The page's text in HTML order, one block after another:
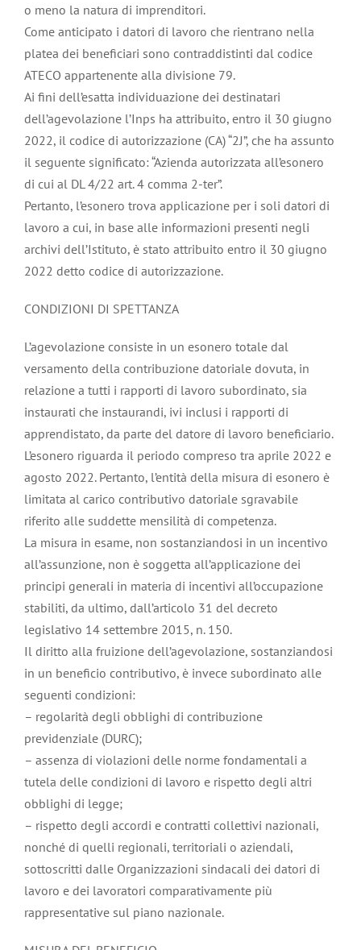
o meno la natura di imprenditori.
Come anticipato i datori di lavoro che rientrano nella
platea dei beneficiari sono contraddistinti dal codice
ATECO appartenente alla divisione 79.
Ai fini dell’esatta individuazione dei destinatari
dell’agevolazione l’Inps ha attribuito, entro il 30 giugno
2022, il codice di autorizzazione (CA) “2J”, che ha assunto
il seguente significato: “Azienda autorizzata all’esonero
di cui al DL 4/22 art. 4 comma 2-ter”.
Pertanto, l’esonero trova applicazione per i soli datori di
lavoro a cui, in base alle informazioni presenti negli
archivi dell’Istituto, è stato attribuito entro il 30 giugno
2022 detto codice di autorizzazione.
CONDIZIONI DI SPETTANZA
L’agevolazione consiste in un esonero totale dal
versamento della contribuzione datoriale dovuta, in
relazione a tutti i rapporti di lavoro subordinato, sia
instaurati che instaurandi, ivi inclusi i rapporti di
apprendistato, da parte del datore di lavoro beneficiario.
L’esonero riguarda il periodo compreso tra aprile 2022 e
agosto 2022. Pertanto, l’entità della misura di esonero è
limitata al carico contributivo datoriale sgravabile
riferito alle suddette mensilità di competenza.
La misura in esame, non sostanziandosi in un incentivo
all’assunzione, non è soggetta all’applicazione dei
principi generali in materia di incentivi all’occupazione
stabiliti, da ultimo, dall’articolo 31 del decreto
legislativo 14 settembre 2015, n. 150.
Il diritto alla fruizione dell’agevolazione, sostanziandosi
in un beneficio contributivo, è invece subordinato alle
seguenti condizioni:
– regolarità degli obblighi di contribuzione
previdenziale (DURC);
– assenza di violazioni delle norme fondamentali a
tutela delle condizioni di lavoro e rispetto degli altri
obblighi di legge;
– rispetto degli accordi e contratti collettivi nazionali,
nonché di quelli regionali, territoriali o aziendali,
sottoscritti dalle Organizzazioni sindacali dei datori di
lavoro e dei lavoratori comparativamente più
rappresentative sul piano nazionale.